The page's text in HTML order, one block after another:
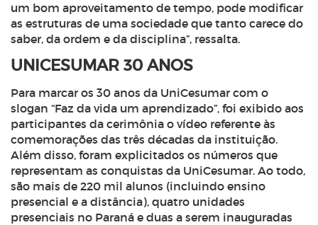
um bom aproveitamento de tempo, pode modificar
as estruturas de uma sociedade que tanto carece do
saber, da ordem e da disciplina”, ressalta.
UNICESUMAR 30 ANOS
Para marcar os 30 anos da UniCesumar com o
slogan “Faz da vida um aprendizado”, foi exibido aos
participantes da cerimônia o vídeo referente às
comemorações das três décadas da instituição.
Além disso, foram explicitados os números que
representam as conquistas da UniCesumar. Ao todo,
são mais de 220 mil alunos (incluindo ensino
presencial e a distância), quatro unidades
presenciais no Paraná e duas a serem inauguradas